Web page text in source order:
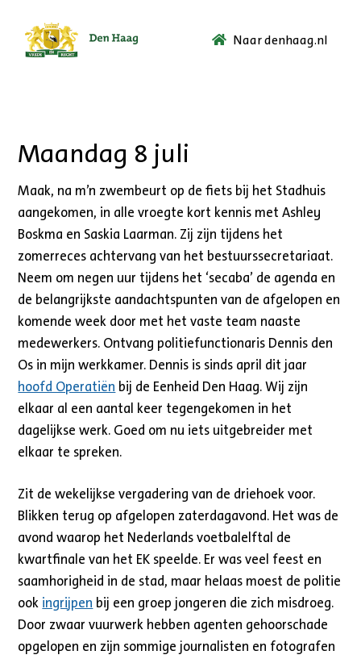
Ga
Naar denhaag.nl
Maandag 8 juli
Maak, na m’n zwembeurt op de fiets bij het Stadhuis
aangekomen, in alle vroegte kort kennis met Ashley
Boskma en Saskia Laarman. Zij zijn tijdens het
zomerreces achtervang van het bestuurssecretariaat.
Neem om negen uur tijdens het ‘secaba’ de agenda en
de belangrijkste aandachtspunten van de afgelopen en
komende week door met het vaste team naaste
medewerkers. Ontvang politiefunctionaris Dennis den
Os in mijn werkkamer. Dennis is sinds april dit jaar
hoofd Operatiën bij de Eenheid Den Haag. Wij zijn
elkaar al een aantal keer tegengekomen in het
dagelijkse werk. Goed om nu iets uitgebreider met
elkaar te spreken.
Zit de wekelijkse vergadering van de driehoek voor.
Blikken terug op afgelopen zaterdagavond. Het was de
avond waarop het Nederlands voetbalelftal de
kwartfinale van het EK speelde. Er was veel feest en
saamhorigheid in de stad, maar helaas moest de politie
ook ingrijpen bij een groep jongeren die zich misdroeg.
Door zwaar vuurwerk hebben agenten gehoorschade
opgelopen en zijn sommige journalisten en fotografen